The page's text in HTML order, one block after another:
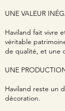
UNE VALEUR
Haviland fait vivre
véritable
de qualité, et une
UNE
Haviland reste un
décoration.